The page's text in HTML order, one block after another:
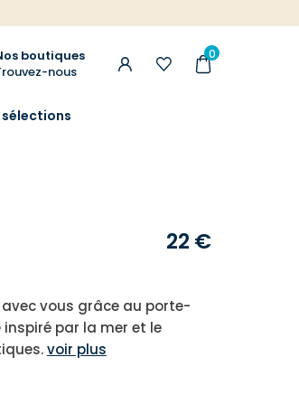
boutiques
nous
0
sélections
22 €
vous grâce au porte-
inspiré par la mer et le
voir plus